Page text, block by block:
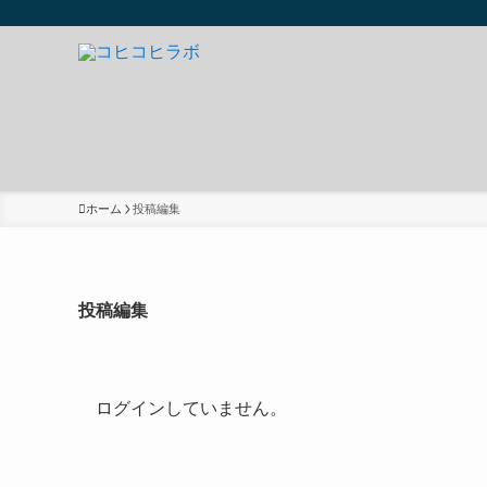
ホーム 投稿編集
投稿編集
ログインしていません。